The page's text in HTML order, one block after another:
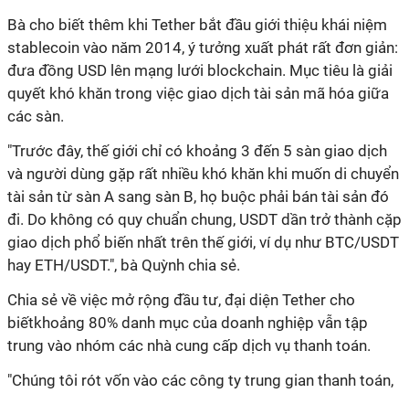
Bà cho biết thêm khi Tether bắt đầu giới thiệu khái niệm
stablecoin vào năm 2014, ý tưởng xuất phát rất đơn giản:
đưa đồng USD lên mạng lưới blockchain. Mục tiêu là giải
quyết khó khăn trong việc giao dịch tài sản mã hóa giữa
các sàn.
"Trước đây, thế giới chỉ có khoảng 3 đến 5 sàn giao dịch
và người dùng gặp rất nhiều khó khăn khi muốn di chuyển
tài sản từ sàn A sang sàn B, họ buộc phải bán tài sản đó
đi. Do không có quy chuẩn chung, USDT dần trở thành cặp
giao dịch phổ biến nhất trên thế giới, ví dụ như BTC/USDT
hay ETH/USDT.", bà Quỳnh chia sẻ.
Chia sẻ về việc mở rộng đầu tư, đại diện Tether cho
biếtkhoảng 80% danh mục của doanh nghiệp vẫn tập
trung vào nhóm các nhà cung cấp dịch vụ thanh toán.
"Chúng tôi rót vốn vào các công ty trung gian thanh toán,